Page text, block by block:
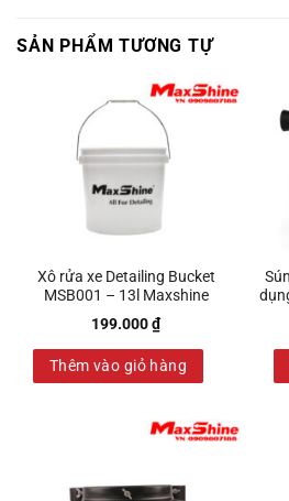
SẢN PHẨM TƯƠNG TỰ
Xô rửa xe Detailing Bucket
MSB001 – 13l Maxshine
199.000₫
Thêm vào giỏ hàng